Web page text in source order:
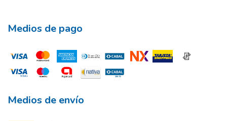
Medios de pago
Medios de envío